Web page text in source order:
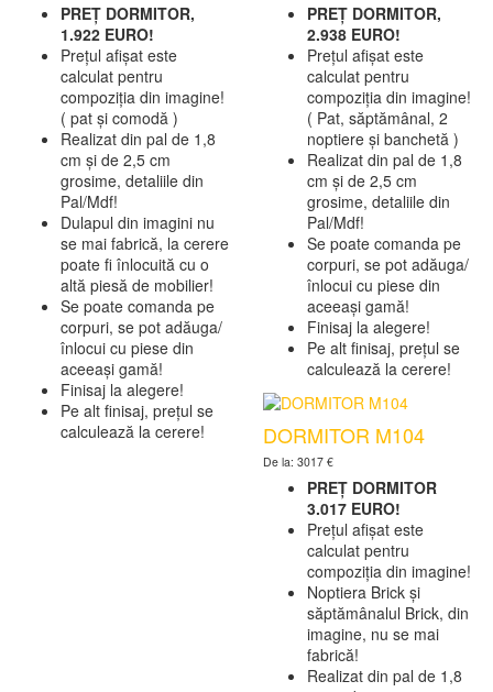
PREȚ DORMITOR,
1.922 EURO!
Prețul afișat este
calculat pentru
compoziția din imagine!
( pat și comodă )
Realizat din pal de 1,8
cm și de 2,5 cm
grosime, detaliile din
Pal/Mdf!
Dulapul din imagini nu
se mai fabrică, la cerere
poate fi înlocuită cu o
altă piesă de mobilier!
Se poate comanda pe
corpuri, se pot adăuga/
înlocui cu piese din
aceeași gamă!
Finisaj la alegere!
Pe alt finisaj, prețul se
calculează la cerere!
PREȚ DORMITOR,
2.938 EURO!
Prețul afișat este
calculat pentru
compoziția din imagine!
( Pat, săptămânal, 2
noptiere și banchetă )
Realizat din pal de 1,8
cm și de 2,5 cm
grosime, detaliile din
Pal/Mdf!
Se poate comanda pe
corpuri, se pot adăuga/
înlocui cu piese din
aceeași gamă!
Finisaj la alegere!
Pe alt finisaj, prețul se
calculează la cerere!
DORMITOR M104
De la: 3017 €
PREȚ DORMITOR
3.017 EURO!
Prețul afișat este
calculat pentru
compoziția din imagine!
Noptiera Brick și
săptămânalul Brick, din
imagine, nu se mai
fabrică!
Realizat din pal de 1,8